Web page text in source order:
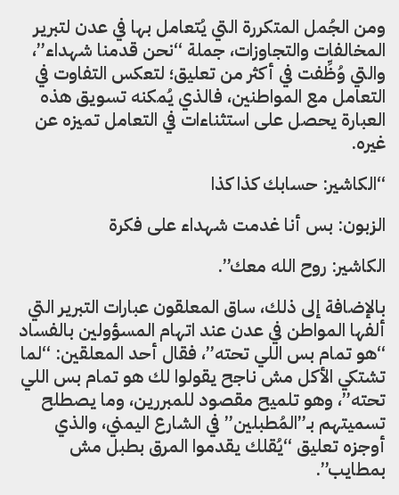
ومن الجُمل المتكررة التي يُتعامل بها في عدن لتبرير
المخالفات والتجاوزات، جملة “نحن قدمنا شهداء”،
والتي وُظِّفت في أكثر من تعليق؛ لتعكس التفاوت في
التعامل مع المواطنين، فالذي يُمكنه تسويق هذه
العبارة يحصل على استثناءات في التعامل تميزه عن
غيره.
“الكاشير: حسابك كذا كذا
الزبون: بس أنا غدمت شهداء على فكرة
الكاشير: روح الله معك”.
بالإضافة إلى ذلك، ساق المعلقون عبارات التبرير التي
ألفها المواطن في عدن عند اتهام المسؤولين بالفساد
“هو تمام بس اللي تحته”، فقال أحد المعلقين: “لما
تشتكي الأكل مش ناجح يقولوا لك هو تمام بس اللي
تحته”، وهو تلميح مقصود للمبررين، وما يصطلح
تسميتهم بـ”المُطبلين” في الشارع اليمني، والذي
أوجزه تعليق “يُقلك يقدموا المرق بطبل مش
بمطايب”.